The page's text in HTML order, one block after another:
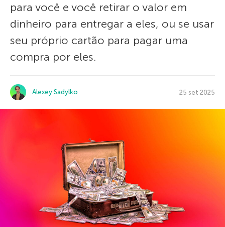
para você e você retirar o valor em
dinheiro para entregar a eles, ou se usar
seu próprio cartão para pagar uma
compra por eles.
Alexey Sadylko 25 set 2025